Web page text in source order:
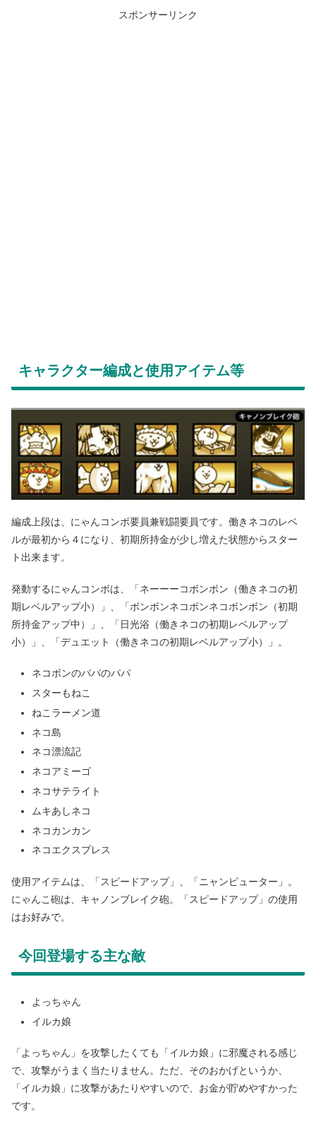
スポンサーリンク
キャラクター編成と使用アイテム等
編成上段は、にゃんコンボ要員兼戦闘要員です。働きネコのレベ
ルが最初から４になり、初期所持金が少し増えた状態からスター
ト出来ます。
発動するにゃんコンボは、「ネーーーコボンボン（働きネコの初
期レベルアップ小）」、「ボンボンネコボンネコボンボン（初期
所持金アップ中）」、「日光浴（働きネコの初期レベルアップ
小）」、「デュエット（働きネコの初期レベルアップ小）」。
ネコボンのパパのパパ
スターもねこ
ねこラーメン道
ネコ島
ネコ漂流記
ネコアミーゴ
ネコサテライト
ムキあしネコ
ネコカンカン
ネコエクスプレス
使用アイテムは、「スピードアップ」、「ニャンピューター」。
にゃんこ砲は、キャノンブレイク砲。「スピードアップ」の使用
はお好みで。
今回登場する主な敵
よっちゃん
イルカ娘
「よっちゃん」を攻撃したくても「イルカ娘」に邪魔される感じ
で、攻撃がうまく当たりません。ただ、そのおかげというか、
「イルカ娘」に攻撃があたりやすいので、お金が貯めやすかった
です。